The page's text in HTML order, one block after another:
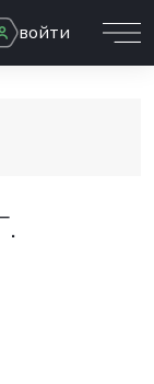
войти